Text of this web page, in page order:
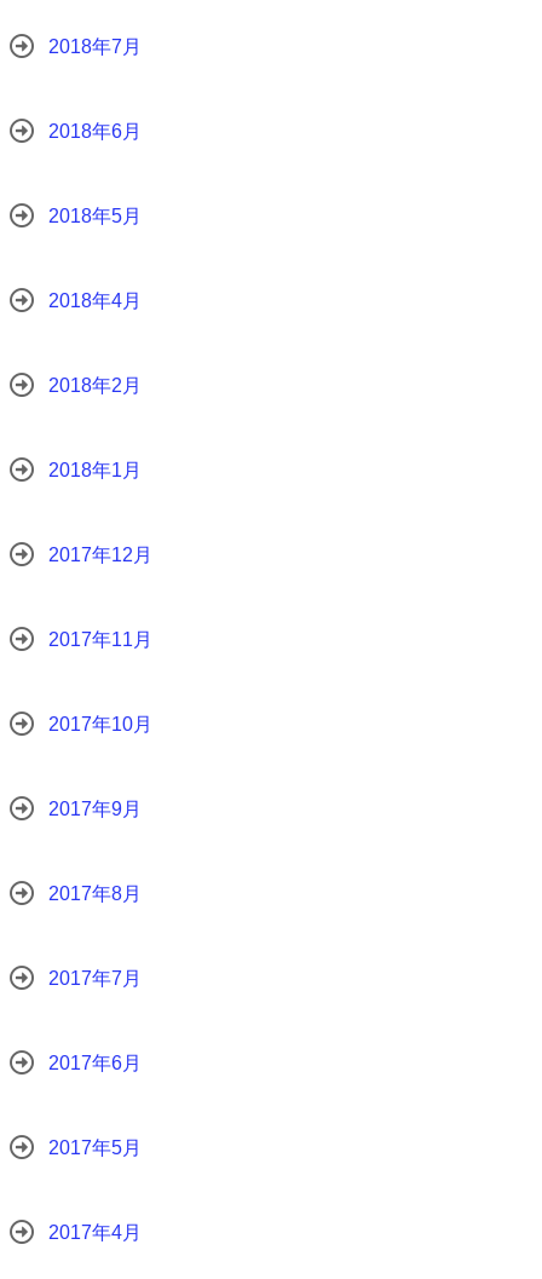
2018年7月
2018年6月
2018年5月
2018年4月
2018年2月
2018年1月
2017年12月
2017年11月
2017年10月
2017年9月
2017年8月
2017年7月
2017年6月
2017年5月
2017年4月